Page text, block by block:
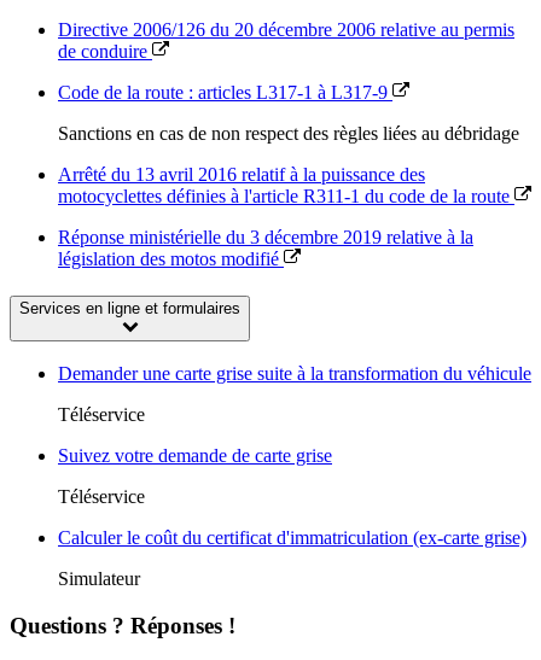
Directive 2006/126 du 20 décembre 2006 relative au permis
de conduire
Code de la route : articles L317-1 à L317-9
Sanctions en cas de non respect des règles liées au débridage
Arrêté du 13 avril 2016 relatif à la puissance des
motocyclettes définies à l'article R311-1 du code de la route
Réponse ministérielle du 3 décembre 2019 relative à la
législation des motos modifié
Services en ligne et formulaires
Demander une carte grise suite à la transformation du véhicule
Téléservice
Suivez votre demande de carte grise
Téléservice
Calculer le coût du certificat d'immatriculation (ex-carte grise)
Simulateur
Questions ? Réponses !